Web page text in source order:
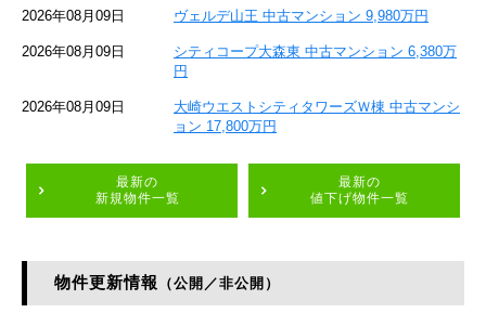
2026年08月09日 ヴェルデ山王 中古マンション 9,980万円
2026年08月09日
シティコープ大森東 中古マンション 6,380万
円
2026年08月09日
大崎ウエストシティタワーズＷ棟 中古マンシ
ョン 17,800万円
最新の
新規物件一覧
最新の
値下げ物件一覧
物件更新情報 （公開／非公開）